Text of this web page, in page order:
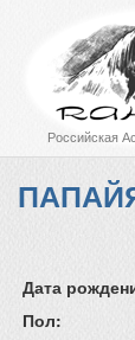
Российская
Дата
Пол: